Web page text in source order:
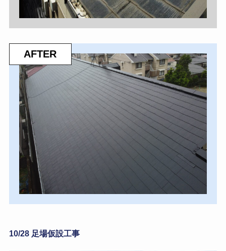
AFTER
10/28 足場仮設工事